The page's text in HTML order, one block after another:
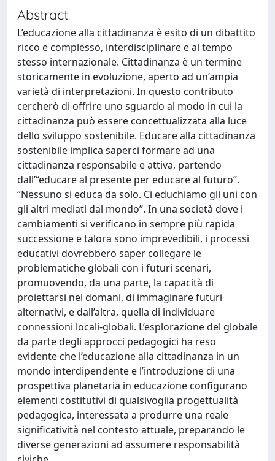
Abstract
L’educazione alla cittadinanza è esito di un dibattito
ricco e complesso, interdisciplinare e al tempo
stesso internazionale. Cittadinanza è un termine
storicamente in evoluzione, aperto ad un’ampia
varietà di interpretazioni. In questo contributo
cercherò di offrire uno sguardo al modo in cui la
cittadinanza può essere concettualizzata alla luce
dello sviluppo sostenibile. Educare alla cittadinanza
sostenibile implica saperci formare ad una
cittadinanza responsabile e attiva, partendo
dall’“educare al presente per educare al futuro”.
“Nessuno si educa da solo. Ci educhiamo gli uni con
gli altri mediati dal mondo”. In una società dove i
cambiamenti si verificano in sempre più rapida
successione e talora sono imprevedibili, i processi
educativi dovrebbero saper collegare le
problematiche globali con i futuri scenari,
promuovendo, da una parte, la capacità di
proiettarsi nel domani, di immaginare futuri
alternativi, e dall’altra, quella di individuare
connessioni locali-globali. L’esplorazione del globale
da parte degli approcci pedagogici ha reso
evidente che l’educazione alla cittadinanza in un
mondo interdipendente e l’introduzione di una
prospettiva planetaria in educazione configurano
elementi costitutivi di qualsivoglia progettualità
pedagogica, interessata a produrre una reale
significatività nel contesto attuale, preparando le
diverse generazioni ad assumere responsabilità